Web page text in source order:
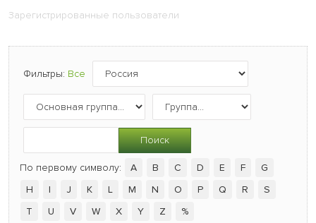
Зарегистрированные пользователи
Фильтры: Все
Поиск
По первому символу: A B C D E F
G
H
I J K L M N O P Q R
S
T
U V W X Y Z %